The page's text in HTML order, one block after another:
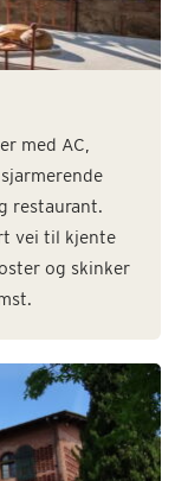
med AC,
restaurant.
vei til kjente
og skinker